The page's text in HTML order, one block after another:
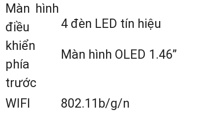
2. Đặc Điểm Cấu Tạo Của Máy
RTK GeoMate SG9
Máy GPS RTK GeoMate SG9
chắc chắn, bền bỉ, phù hợp với mọi
trường làm việc, từ khắc nghiệt đến
Màn hình
điều
khiển
phía
trước
4 đèn LED tín hiệu
Màn hình OLED 1.46”
WIFI 802.11b/g/n